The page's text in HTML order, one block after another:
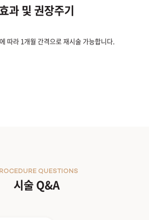
효과 및 권장주기
따라 1개월 간격으로 재시술 가능합니다.
시술 Q&A
QUESTIONS